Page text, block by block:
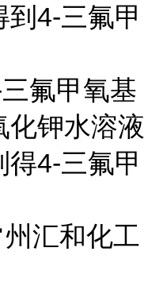
到4-三氟甲
三氟甲氧基
化钾水溶液
得4-三氟甲
汇和化工